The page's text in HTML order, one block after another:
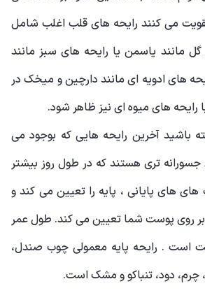
می کنند رایحه های قلب اغلب شامل
مانند یاسمن یا رایحه های سبز مانند
های ادویه ای مانند دارچین و میخک در
رایحه های میوه ای نیز ظاهر شود.
باشید آخرین رایحه هایی که بوجود می
جسورانه تری هستند که در طول روز بیشتر
های پایانی ، پایه را تعیین می کند و
بر روی پوست شما تعیین می کند. طول عمر
5 تا 10 ساعت است . رایحه پایه معمولی چوب صندل،
چرم، دود، تنباکو و مشک است.